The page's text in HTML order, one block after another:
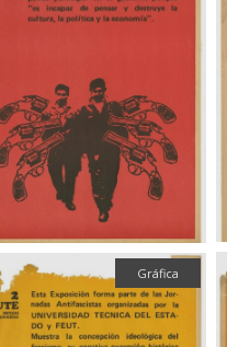
Gráfica